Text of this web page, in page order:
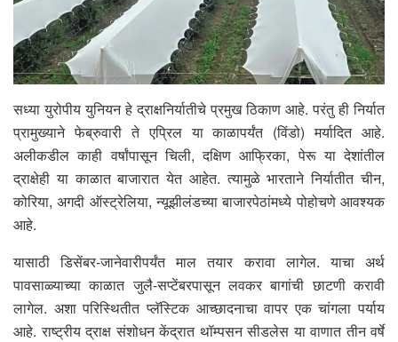
सध्या युरोपीय युनियन हे द्राक्षनिर्यातीचे प्रमुख ठिकाण आहे. परंतु ही निर्यात
प्रामुख्याने फेब्रुवारी ते एप्रिल या काळापर्यंत (विंडो) मर्यादित आहे.
अलीकडील काही वर्षांपासून चिली, दक्षिण आफ्रिका, पेरू या देशांतील
द्राक्षेही या काळात बाजारात येत आहेत. त्यामुळे भारताने निर्यातीत चीन,
कोरिया, अगदी ऑस्ट्रेलिया, न्यूझीलंडच्या बाजारपेठांमध्ये पोहोचणे आवश्यक
आहे.
यासाठी डिसेंबर-जानेवारीपर्यंत माल तयार करावा लागेल. याचा अर्थ
पावसाळ्याच्या काळात जुलै-सप्टेंबरपासून लवकर बागांची छाटणी करावी
लागेल. अशा परिस्थितीत प्लॅस्टिक आच्छादनाचा वापर एक चांगला पर्याय
आहे. राष्ट्रीय द्राक्ष संशोधन केंद्रात थॉम्पसन सीडलेस या वाणात तीन वर्षे